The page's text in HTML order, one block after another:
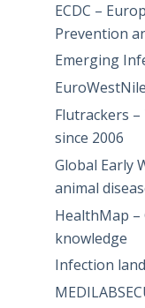
ECDC –
Prevention
Emerging
EuroWestNile
Flutrackers
since 2006
Global Early
animal
HealthMap –
knowledge
Infection